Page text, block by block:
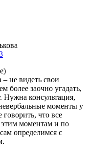
не видеть свои
более заочно угадать,
Нужна консультация,
моменты у
говорить, что все
моментам и по
определимся с